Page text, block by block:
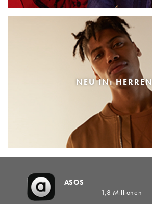
NEU IN: HERREN
ASOS
1,8 Millionen